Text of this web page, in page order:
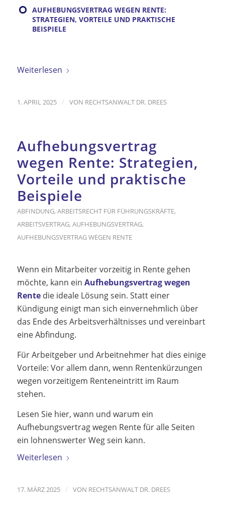
AUFHEBUNGSVERTRAG WEGEN RENTE:
STRATEGIEN, VORTEILE UND PRAKTISCHE
BEISPIELE
Weiterlesen
1. APRIL 2025 / VON RECHTSANWALT DR. DREES
Aufhebungsvertrag
wegen Rente: Strategien,
Vorteile und praktische
Beispiele
ABFINDUNG, ARBEITSRECHT FÜR FÜHRUNGSKRÄFTE,
ARBEITSVERTRAG, AUFHEBUNGSVERTRAG,
AUFHEBUNGSVERTRAG WEGEN RENTE
Wenn ein Mitarbeiter vorzeitig in Rente gehen
möchte, kann ein Aufhebungsvertrag wegen
Rentedie ideale Lösung sein. Statt einer
Kündigung einigt man sich einvernehmlich über
das Ende des Arbeitsverhältnisses und vereinbart
eine Abfindung.
Für Arbeitgeber und Arbeitnehmer hat dies einige
Vorteile: Vor allem dann, wenn Rentenkürzungen
wegen vorzeitigem Renteneintritt im Raum
stehen.
Lesen Sie hier, wann und warum ein
Aufhebungsvertrag wegen Rente für alle Seiten
ein lohnenswerter Weg sein kann.
Weiterlesen
17. MÄRZ 2025 / VON RECHTSANWALT DR. DREES